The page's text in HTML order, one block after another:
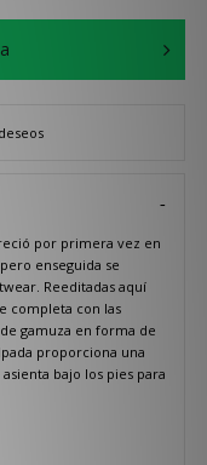
por primera vez en
enseguida se
Reeditadas aquí
completa con las
gamuza en forma de
proporciona una
bajo los pies para